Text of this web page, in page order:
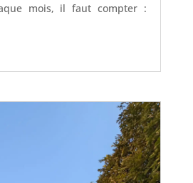
mois, il faut compter :